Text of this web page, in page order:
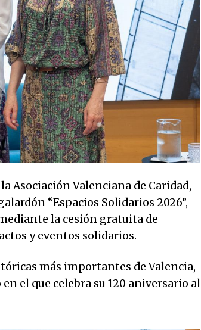
Asociación Valenciana de Caridad,
“Espacios Solidarios 2026”,
la cesión gratuita de
y eventos solidarios.
más importantes de Valencia,
el que celebra su 120 aniversario al